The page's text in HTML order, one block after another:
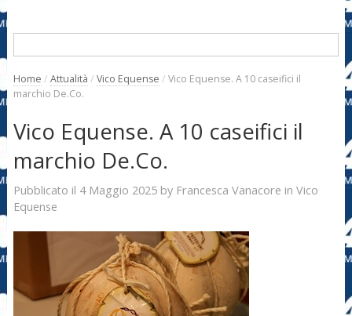
Home / Attualità / Vico Equense / Vico Equense. A 10 caseifici il
marchio De.Co.
Vico Equense. A 10 caseifici il
marchio De.Co.
Pubblicato il 4 Maggio 2025by Francesca Vanacore in Vico
Equense